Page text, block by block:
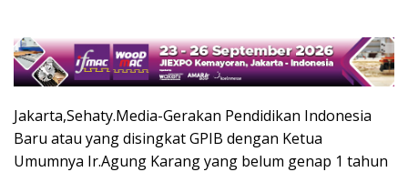
Jakarta,Sehaty.Media-Gerakan Pendidikan Indonesia
Baru atau yang disingkat GPIB dengan Ketua
Umumnya Ir.Agung Karang yang belum genap 1 tahun